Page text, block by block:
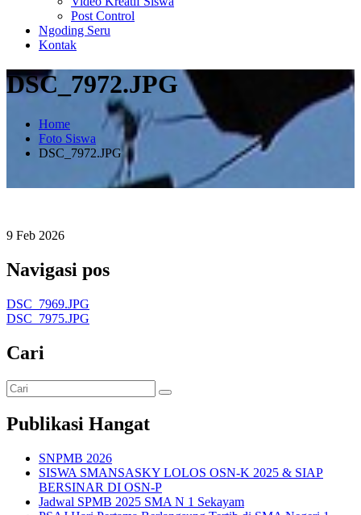
Post Control
Ngoding Seru
Kontak
DSC_7972.JPG
Home
Foto Siswa
DSC_7972.JPG
9 Feb 2026
Navigasi pos
DSC_7969.JPG
DSC_7975.JPG
Cari
Publikasi Hangat
SNPMB 2026
SISWA SMANSASKY LOLOS OSN-K 2025 & SIAP
BERSINAR DI OSN-P
Jadwal SPMB 2025 SMA N 1 Sekayam